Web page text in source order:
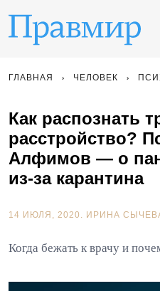
ГЛАВНАЯ ЧЕЛОВЕК
Как распознать
расстройство?
Алфимов — о
из-за карантина
14 ИЮЛЯ, 2020. ИРИНА
Когда бежать к врачу и